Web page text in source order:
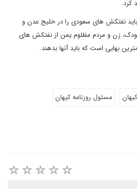
کرد.
باید نفتکش های سعودی را در خلیج عدن و
زن و مردم مظلوم یمن از نفتکش های
بهایی است که باید آنها بدهند.
مسئول روزنامه کیهان